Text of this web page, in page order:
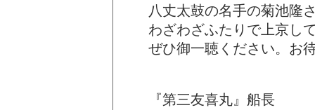
八丈太鼓の名手の菊池隆
わざわざふたりで上京し
ぜひ御一聴ください。お
『第三友喜丸』船長